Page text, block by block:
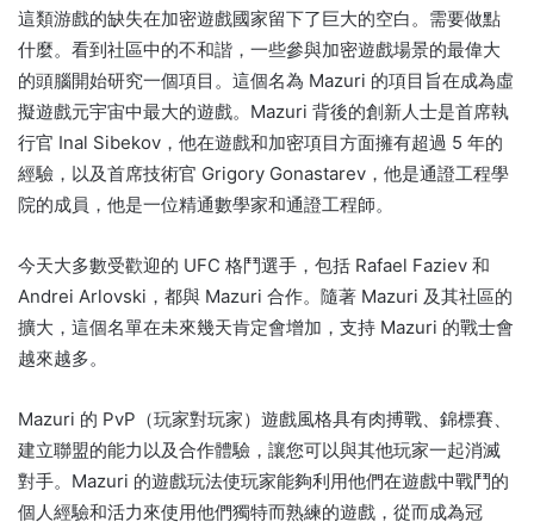
這類游戲的缺失在加密遊戲國家留下了巨大的空白。 需要做點
什麼。 看到社區中的不和諧，一些參與加密遊戲場景的最偉大
的頭腦開始研究一個項目。 這個名為 Mazuri 的項目旨在成為虛
擬遊戲元宇宙中最大的遊戲。 Mazuri 背後的創新人士是首席執
行官 Inal Sibekov，他在遊戲和加密項目方面擁有超過 5 年的
經驗，以及首席技術官 Grigory Gonastarev，他是通證工程學
院的成員，他是一位精通數學家和通證工程師。
今天大多數受歡迎的 UFC 格鬥選手，包括 Rafael Faziev 和
Andrei Arlovski，都與 Mazuri 合作。 隨著 Mazuri 及其社區的
擴大，這個名單在未來幾天肯定會增加，支持 Mazuri 的戰士會
越來越多。
Mazuri 的 PvP（玩家對玩家）遊戲風格具有肉搏戰、錦標賽、
建立聯盟的能力以及合作體驗，讓您可以與其他玩家一起消滅
對手。 Mazuri 的遊戲玩法使玩家能夠利用他們在遊戲中戰鬥的
個人經驗和活力來使用他們獨特而熟練的遊戲，從而成為冠